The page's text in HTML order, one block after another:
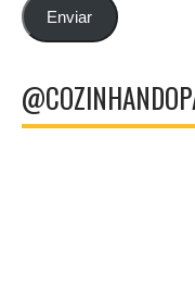
emailEnviar